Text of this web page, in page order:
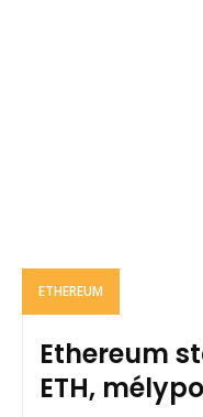
ETHEREUM
Ethereum
ETH,